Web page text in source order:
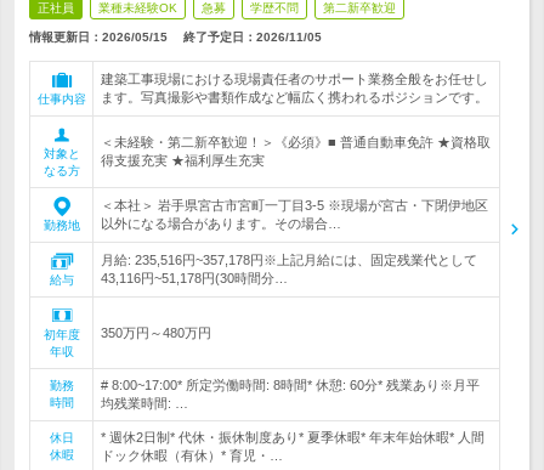
正社員 業種未経験OK 急募 学歴不問 第二新卒歓迎
情報更新日：2026/05/15 終了予定日： 2026/11/05
仕事内容
建築工事現場における現場責任者のサポート業務全般をお任せし
ます。写真撮影や書類作成など幅広く携われるポジションです。
対象と
なる方
＜未経験・第二新卒歓迎！＞《必須》■ 普通自動車免許 ★資格取
得支援充実 ★福利厚生充実
勤務地
＜本社＞ 岩手県宮古市宮町一丁目3-5 ※現場が宮古・下閉伊地区
以外になる場合があります。その場合…
給与
月給: 235,516円~357,178円※上記月給には、固定残業代として
43,116円~51,178円(30時間分…
初年度
年収
350万円～480万円
勤務
時間
# 8:00~17:00* 所定労働時間: 8時間* 休憩: 60分* 残業あり※月平
均残業時間: …
休日
休暇
* 週休2日制* 代休・振休制度あり* 夏季休暇* 年末年始休暇* 人間
ドック休暇（有休）* 育児・…